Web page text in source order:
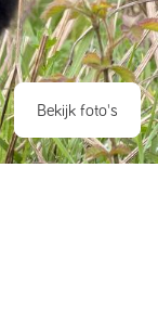
Bekijk foto's